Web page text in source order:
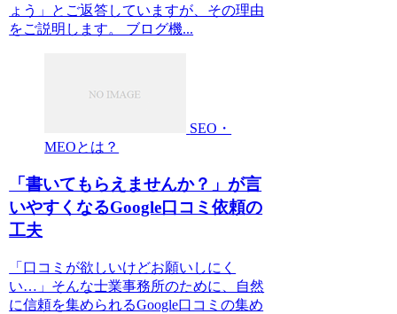
ょう」とご返答していますが、その理由
をご説明します。 ブログ機...
SEO・
MEOとは？
「書いてもらえませんか？」が言
いやすくなるGoogle口コミ依頼の
工夫
「口コミが欲しいけどお願いしにく
い…」そんな士業事務所のために、自然
に信頼を集められるGoogle口コミの集め